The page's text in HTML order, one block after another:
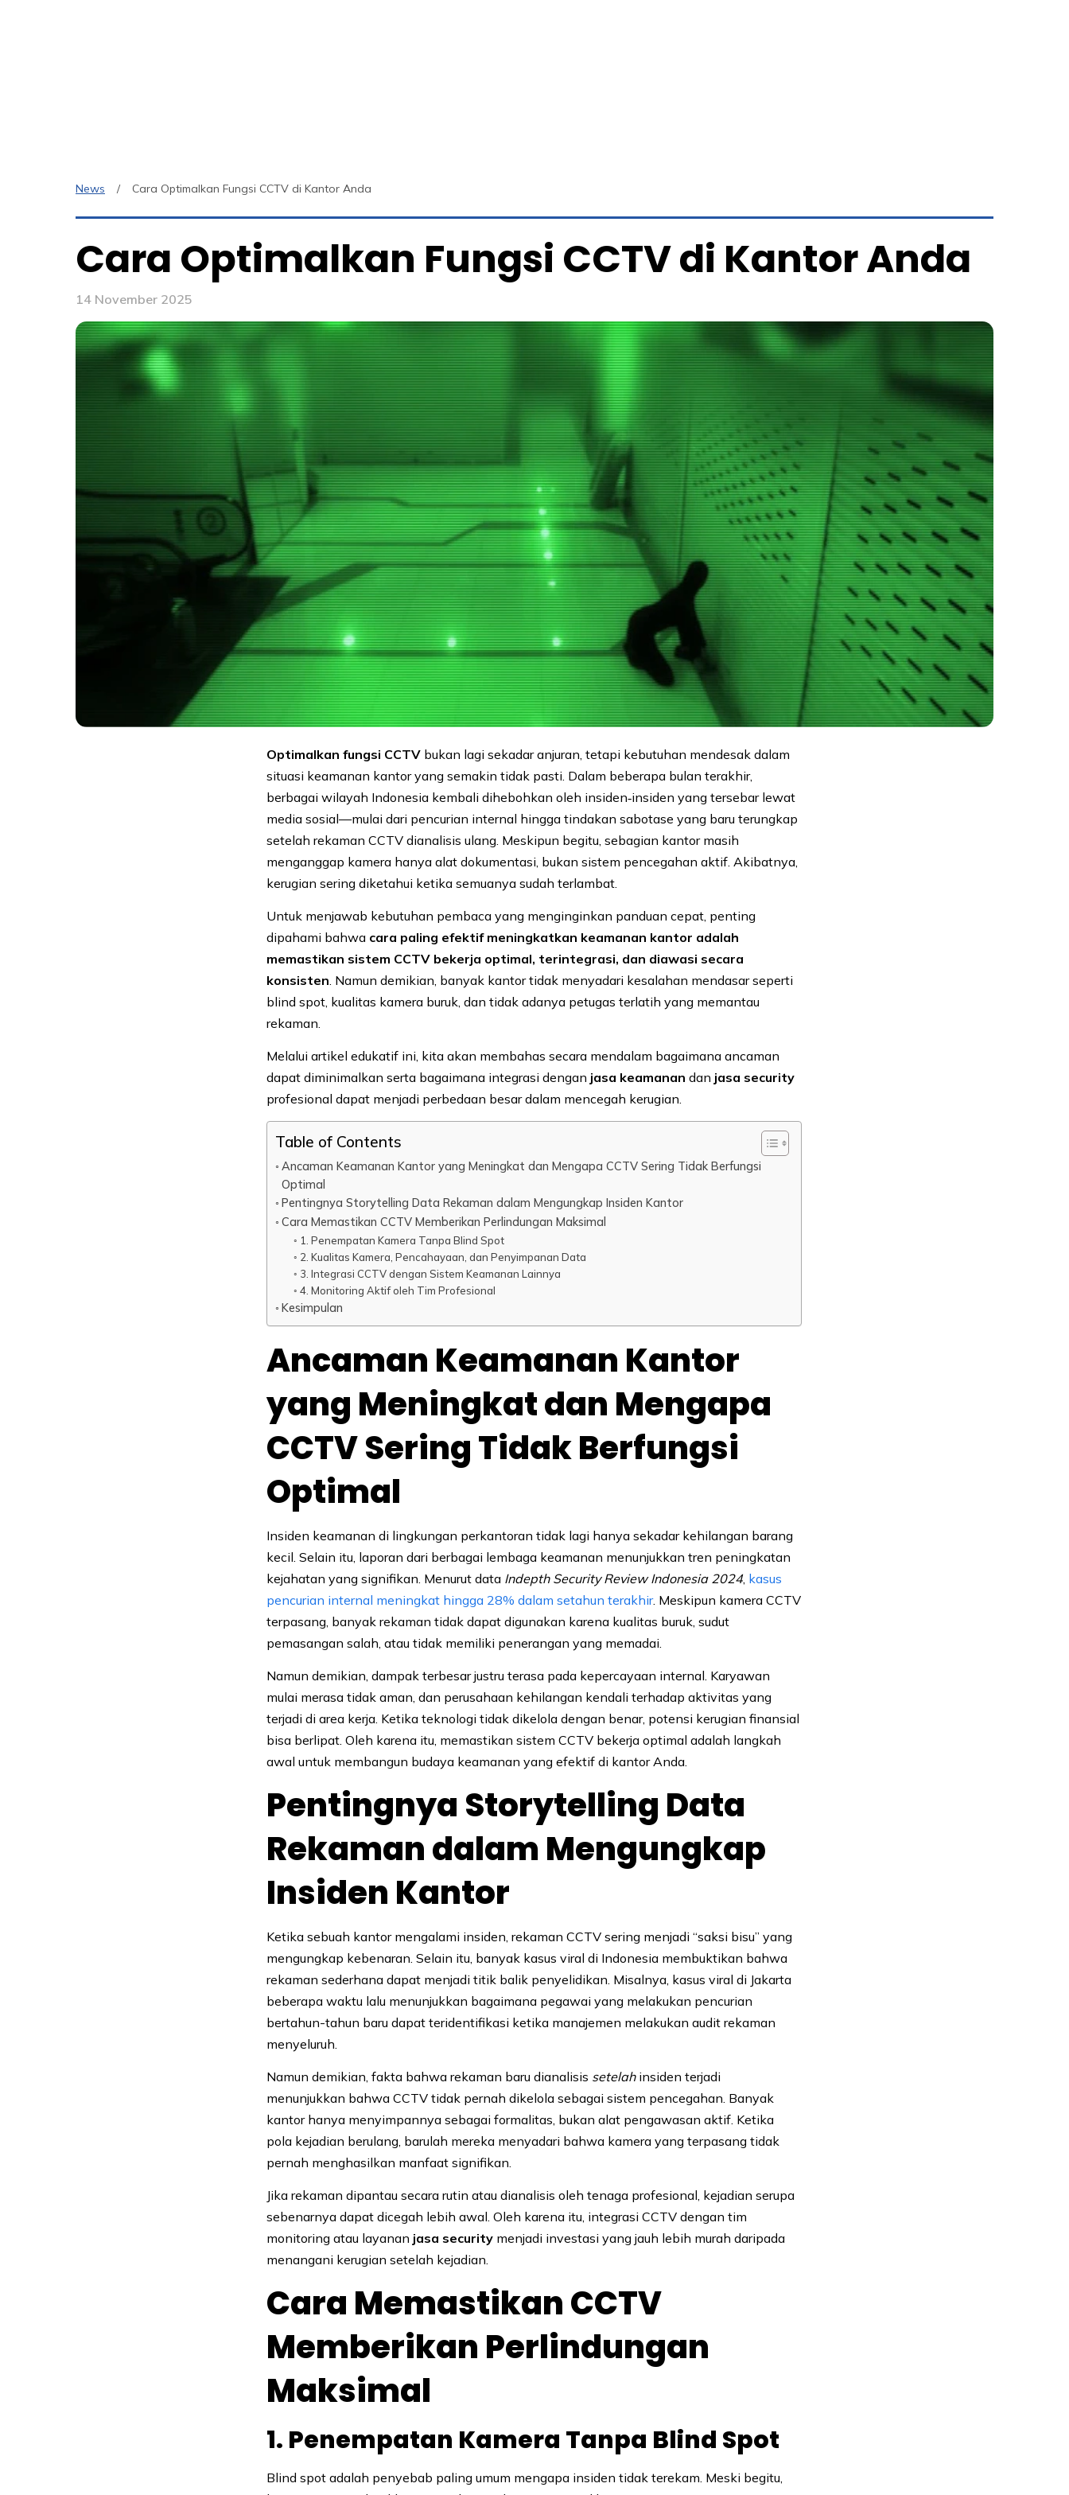
News Cara Optimalkan Fungsi CCTV di Kantor Anda
Cara Optimalkan Fungsi CCTV di Kantor Anda
14 November 2025
Optimalkan fungsi CCTV bukan lagi sekadar anjuran, tetapi kebutuhan mendesak dalam
situasi keamanan kantor yang semakin tidak pasti. Dalam beberapa bulan terakhir,
berbagai wilayah Indonesia kembali dihebohkan oleh insiden‐insiden yang tersebar lewat
media sosial—mulai dari pencurian internal hingga tindakan sabotase yang baru terungkap
setelah rekaman CCTV dianalisis ulang. Meskipun begitu, sebagian kantor masih
menganggap kamera hanya alat dokumentasi, bukan sistem pencegahan aktif. Akibatnya,
kerugian sering diketahui ketika semuanya sudah terlambat.
Untuk menjawab kebutuhan pembaca yang menginginkan panduan cepat, penting
dipahami bahwa cara paling efektif meningkatkan keamanan kantor adalah
memastikan sistem CCTV bekerja optimal, terintegrasi, dan diawasi secara
konsisten. Namun demikian, banyak kantor tidak menyadari kesalahan mendasar seperti
blind spot, kualitas kamera buruk, dan tidak adanya petugas terlatih yang memantau
rekaman.
Melalui artikel edukatif ini, kita akan membahas secara mendalam bagaimana ancaman
dapat diminimalkan serta bagaimana integrasi dengan jasa keamanan dan jasa security
profesional dapat menjadi perbedaan besar dalam mencegah kerugian.
Table of Contents
Ancaman Keamanan Kantor yang Meningkat dan Mengapa CCTV Sering Tidak Berfungsi
Optimal
Pentingnya Storytelling Data Rekaman dalam Mengungkap Insiden Kantor
Cara Memastikan CCTV Memberikan Perlindungan Maksimal
1. Penempatan Kamera Tanpa Blind Spot
2. Kualitas Kamera, Pencahayaan, dan Penyimpanan Data
3. Integrasi CCTV dengan Sistem Keamanan Lainnya
4. Monitoring Aktif oleh Tim Profesional
Kesimpulan
Ancaman Keamanan Kantor
yang Meningkat dan Mengapa
CCTV Sering Tidak Berfungsi
Optimal
Insiden keamanan di lingkungan perkantoran tidak lagi hanya sekadar kehilangan barang
kecil. Selain itu, laporan dari berbagai lembaga keamanan menunjukkan tren peningkatan
kejahatan yang signifikan. Menurut data Indepth Security Review Indonesia 2024, kasus
pencurian internal meningkat hingga 28% dalam setahun terakhir. Meskipun kamera CCTV
terpasang, banyak rekaman tidak dapat digunakan karena kualitas buruk, sudut
pemasangan salah, atau tidak memiliki penerangan yang memadai.
Namun demikian, dampak terbesar justru terasa pada kepercayaan internal. Karyawan
mulai merasa tidak aman, dan perusahaan kehilangan kendali terhadap aktivitas yang
terjadi di area kerja. Ketika teknologi tidak dikelola dengan benar, potensi kerugian finansial
bisa berlipat. Oleh karena itu, memastikan sistem CCTV bekerja optimal adalah langkah
awal untuk membangun budaya keamanan yang efektif di kantor Anda.
Pentingnya Storytelling Data
Rekaman dalam Mengungkap
Insiden Kantor
Ketika sebuah kantor mengalami insiden, rekaman CCTV sering menjadi “saksi bisu” yang
mengungkap kebenaran. Selain itu, banyak kasus viral di Indonesia membuktikan bahwa
rekaman sederhana dapat menjadi titik balik penyelidikan. Misalnya, kasus viral di Jakarta
beberapa waktu lalu menunjukkan bagaimana pegawai yang melakukan pencurian
bertahun-tahun baru dapat teridentifikasi ketika manajemen melakukan audit rekaman
menyeluruh.
Namun demikian, fakta bahwa rekaman baru dianalisis setelahinsiden terjadi
menunjukkan bahwa CCTV tidak pernah dikelola sebagai sistem pencegahan. Banyak
kantor hanya menyimpannya sebagai formalitas, bukan alat pengawasan aktif. Ketika
pola kejadian berulang, barulah mereka menyadari bahwa kamera yang terpasang tidak
pernah menghasilkan manfaat signifikan.
Jika rekaman dipantau secara rutin atau dianalisis oleh tenaga profesional, kejadian serupa
sebenarnya dapat dicegah lebih awal. Oleh karena itu, integrasi CCTV dengan tim
monitoring atau layanan jasa security menjadi investasi yang jauh lebih murah daripada
menangani kerugian setelah kejadian.
Cara Memastikan CCTV
Memberikan Perlindungan
Maksimal
1. Penempatan Kamera Tanpa Blind Spot
Blind spot adalah penyebab paling umum mengapa insiden tidak terekam. Meski begitu,